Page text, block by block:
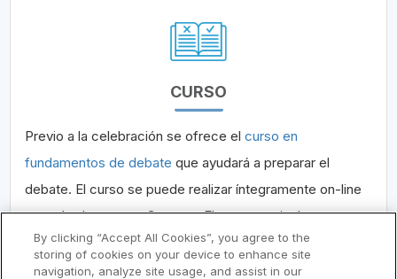
CURSO
Previo a la celebración se ofrece elcurso en
fundamentos de debate que ayudará a preparar el
debate. El curso se puede realizar íntegramente on-line
a través de nuestro Campus. El programa incluye una
serie de sesiones formativas que imparten los
especialistas en comunicación, así como alguna
By clicking “Accept All Cookies”, you agree to the
storing of cookies on your device to enhance site
navigation, analyze site usage, and assist in our